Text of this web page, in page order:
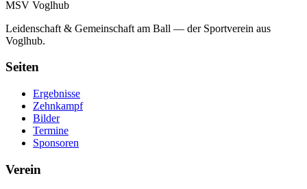
MSV Voglhub
Leidenschaft & Gemeinschaft am Ball — der Sportverein aus
Voglhub.
Seiten
Ergebnisse
Zehnkampf
Bilder
Termine
Sponsoren
Verein